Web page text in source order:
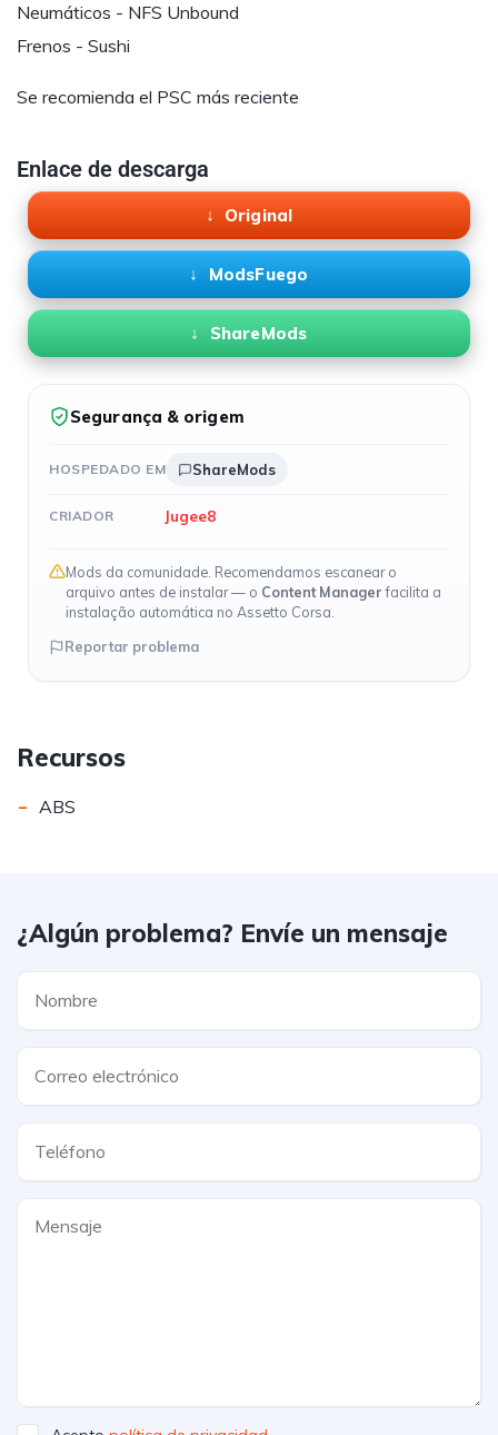
Neumáticos - NFS Unbound
Frenos - Sushi
Se recomienda el PSC más reciente
Enlace de descarga
Original
ModsFuego
ShareMods
Segurança & origem
HOSPEDADO EM ShareMods
CRIADOR Jugee8
Mods da comunidade. Recomendamos escanear o
arquivo antes de instalar — o Content Managerfacilita a
instalação automática no Assetto Corsa.
Reportar problema
Recursos
- ABS
¿Algún problema? Envíe un mensaje